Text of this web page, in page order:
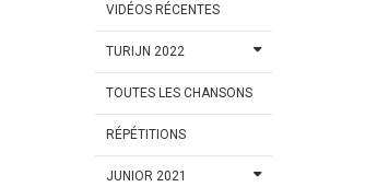
VIDÉOS RÉCENTES
TURIJN 2022
TOUTES LES CHANSONS
RÉPÉTITIONS
JUNIOR 2021